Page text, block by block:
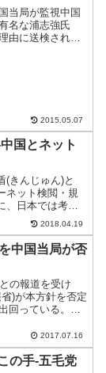
当局が監視中国
名な浦志強氏
由に送検され
2015.05.07
国とネット
(きんじゅん)と
ネット検閲・規
日本では考え
いる。今回は...
2018.04.19
中国当局が否
の報道を受け
)が本方針を否定
回っている。果
2017.07.16
の手-五毛党